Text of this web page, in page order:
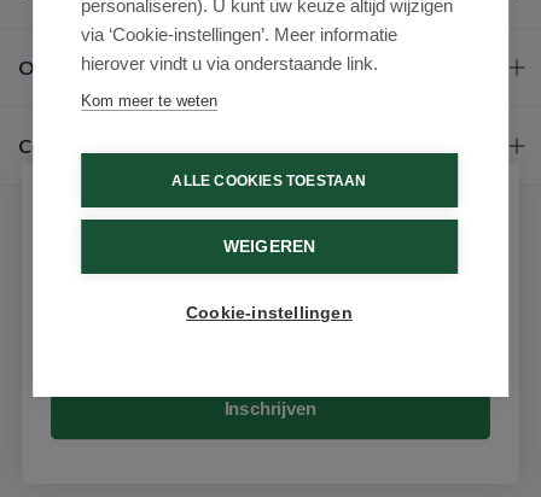
Over ons
Contact
9.6 / 10 (531 beoordelingen)
personaliseren). U kunt uw keuze altijd wijzigen
via ‘Cookie-instellingen’. Meer informatie
hierover vindt u via onderstaande link.
Kom meer te weten
ALLE COOKIES TOESTAAN
WEIGEREN
Cookie-instellingen
Schrijf je in voor onze nieuwsbrief
Ontvang als eerste de beste aanbiedingen en persoonlijk
advies
Inschrijven